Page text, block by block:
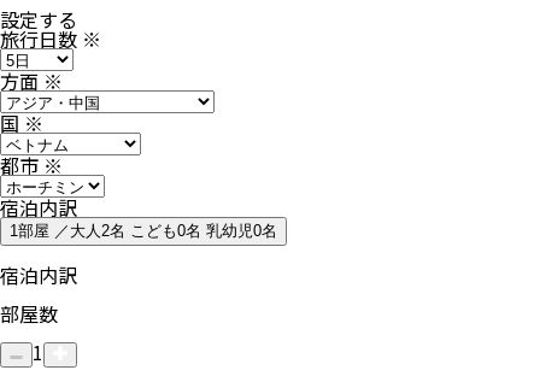
設定する
旅行日数 ※
方面※
国※
都市※
宿泊内訳
1部屋 ／大人2名 こども0名 乳幼児0名
宿泊内訳
部屋数
1